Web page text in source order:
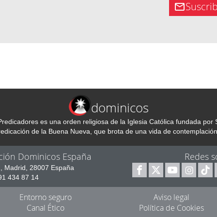
dominicos
es una orden religiosa de la Iglesia Católica fundada por
de la Buena Nueva, que brota de una vida de
Dominicos España
Madrid, 28007 España
434 87 14
Redes
Entorno seguro
Canal Ético
Aviso legal
Política de Cookies